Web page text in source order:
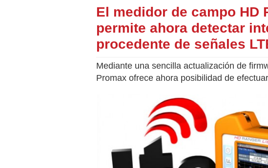
El medidor de campo HD
permite ahora detectar
procedente de señales
Mediante una sencilla actualización de
Promax ofrece ahora posibilidad de